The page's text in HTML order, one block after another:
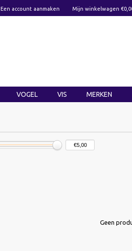
Een account aanmaken Mijn winkelwagen
VOGEL VIS MERKEN
Geen